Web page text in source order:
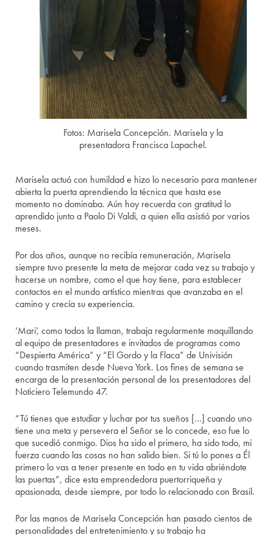
Fotos: Marisela Concepción. Marisela y la
presentadora Francisca Lapachel.
Marisela actuó con humildad e hizo lo necesario para mantener
abierta la puerta aprendiendo la técnica que hasta ese
momento no dominaba. Aún hoy recuerda con gratitud lo
aprendido junto a Paolo Di Valdi, a quien ella asistió por varios
meses.
Por dos años, aunque no recibía remuneración, Marisela
siempre tuvo presente la meta de mejorar cada vez su trabajo y
hacerse un nombre, como el que hoy tiene, para establecer
contactos en el mundo artístico mientras que avanzaba en el
camino y crecía su experiencia.
‘Mari’, como todos la llaman, trabaja regularmente maquillando
al equipo de presentadores e invitados de programas como
“Despierta América” y “El Gordo y la Flaca” de Univisión
cuando trasmiten desde Nueva York. Los fines de semana se
encarga de la presentación personal de los presentadores del
Noticiero Telemundo 47.
“Tú tienes que estudiar y luchar por tus sueños […] cuando uno
tiene una meta y persevera el Señor se lo concede, eso fue lo
que sucedió conmigo. Dios ha sido el primero, ha sido todo, mi
fuerza cuando las cosas no han salido bien. Si tú lo pones a Él
primero lo vas a tener presente en todo en tu vida abriéndote
las puertas”, dice esta emprendedora puertorriqueña y
apasionada, desde siempre, por todo lo relacionado con Brasil.
Por las manos de Marisela Concepción han pasado cientos de
personalidades del entretenimiento y su trabajo ha